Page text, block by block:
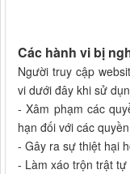
Các hành vi bị
Người truy cập
vi dưới đây khi sử
- Xâm phạm các
hạn đối với các
- Gây ra sự thiệt hại
- Làm xáo trộn trật tự